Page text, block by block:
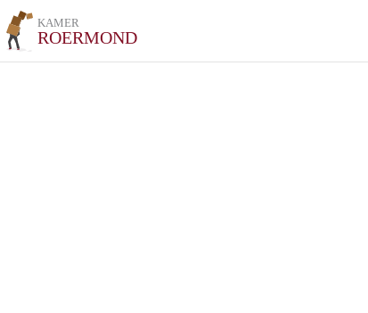
KAMER
ROERMOND